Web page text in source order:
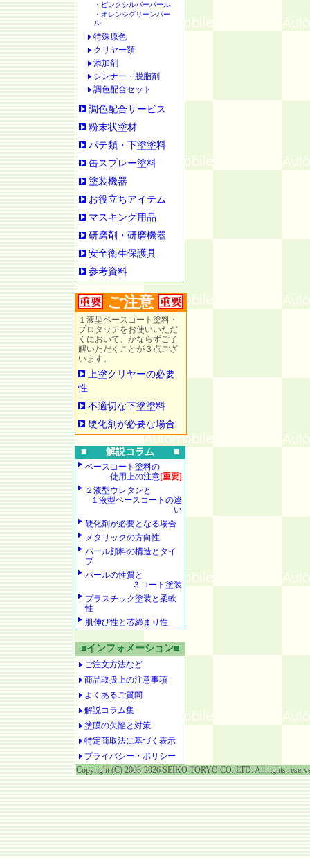
・ピンクシルバーパール
・オレンジグリーンパー
ル
特殊原色
クリヤー類
添加剤
シンナー・脱脂剤
調色配合セット
調色配合サービス
粉末状塗材
パテ類・下塗塗料
缶スプレー塗料
塗装機器
お役立ちアイテム
マスキング用品
研磨剤・研磨機器
安全衛生保護具
参考資料
ご注意
１液型ベースコート塗料・
プロタッチをお使いいただ
くにおいて、かならずご了
解いただくことが３点ござ
います。
上塗クリヤーの必要
性
不適切な下塗塗料
硬化剤が必要な場合
■ 解説コラム ■
ベースコート塗料の
使用上の注意[重要]
２液型ウレタンと
１液型ベースコートの違
い
硬化剤が必要となる場合
メタリックの方向性
パール顔料の構造とタイ
プ
パールの性質と
３コート塗装
プラスチック塗装と柔軟
性
肌伸び性と芯締まり性
■インフォメーション■
ご注文方法など
商品取扱上の注意事項
よくあるご質問
解説コラム集
塗膜の欠陥と対策
特定商取法に基づく表示
プライバシー・ポリシー
Copyright (C) 2003-2026 SEIKO TORYO CO.,LTD. All rights